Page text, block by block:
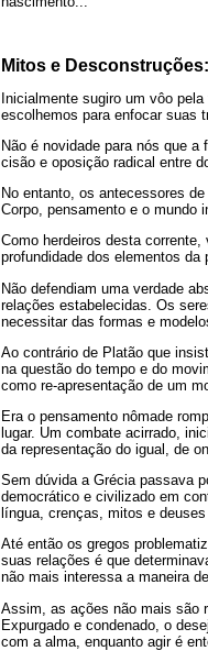
Mitos e
Inicialmente sugiro um vôo
escolhemos para enfocar suas
Não é novidade para nós que
cisão e oposição radical entre
No entanto, os antecessores
Corpo, pensamento e o mundo
Como herdeiros desta
profundidade dos elementos
Não defendiam uma verdade
relações estabelecidas. Os
necessitar das formas e
Ao contrário de Platão que
na questão do tempo e do
como re-apresentação de um
Era o pensamento nômade
lugar. Um combate acirrado,
da representação do igual, de
Sem dúvida a Grécia passava
democrático e civilizado em
língua, crenças, mitos e
Até então os gregos
suas relações é que
não mais interessa a maneira
Assim, as ações não mais são
Expurgado e condenado, o
com a alma, enquanto agir é